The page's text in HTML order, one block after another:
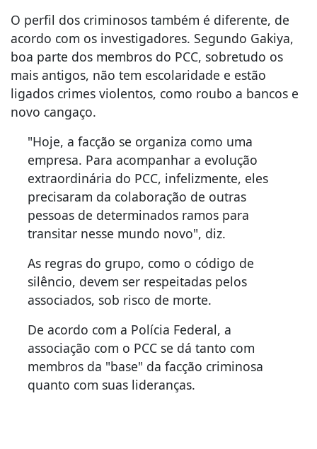
O perfil dos criminosos também é diferente, de
acordo com os investigadores. Segundo Gakiya,
boa parte dos membros do PCC, sobretudo os
mais antigos, não tem escolaridade e estão
ligados crimes violentos, como roubo a bancos e
novo cangaço.
"Hoje, a facção se organiza como uma
empresa. Para acompanhar a evolução
extraordinária do PCC, infelizmente, eles
precisaram da colaboração de outras
pessoas de determinados ramos para
transitar nesse mundo novo", diz.
As regras do grupo, como o código de
silêncio, devem ser respeitadas pelos
associados, sob risco de morte.
De acordo com a Polícia Federal, a
associação com o PCC se dá tanto com
membros da "base" da facção criminosa
quanto com suas lideranças.